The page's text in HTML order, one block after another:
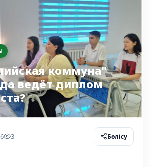
коммуна"
ведёт диплом
3 Бөлісу